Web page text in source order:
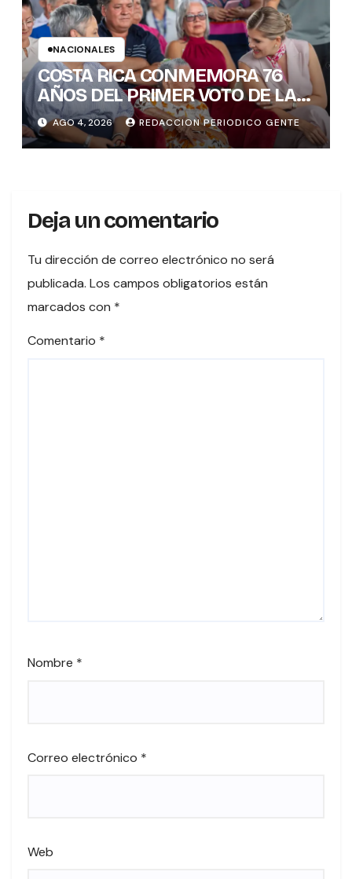
NACIONALES
COSTA RICA CONMEMORA 76
AÑOS DEL PRIMER VOTO DE LAS
MUJERES , INAMU BRINDA
HOMENAJE A UNA DE LAS
PRIMERAS MUJERES VOTANTES
AGO 4, 2026 REDACCION PERIODICO GENTE
Deja un comentario
Tu dirección de correo electrónico no será
publicada. Los campos obligatorios están
marcados con *
Comentario *
Nombre *
Correo electrónico *
Web